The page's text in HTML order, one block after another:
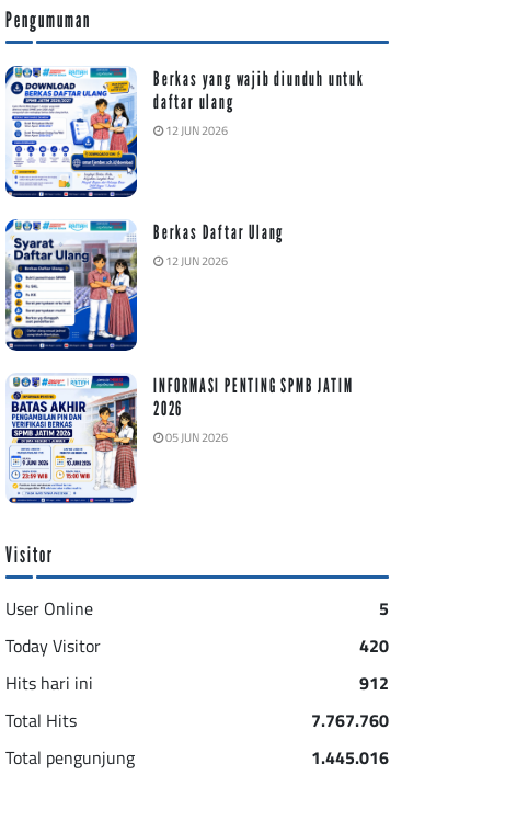
Pengumuman
Berkas yang wajib diunduh untuk
daftar ulang
12 JUN 2026
Berkas Daftar Ulang
12 JUN 2026
INFORMASI PENTING SPMB JATIM
2026
05 JUN 2026
Visitor
User Online
5
Today Visitor
420
Hits hari ini
912
Total Hits
7.767.760
Total pengunjung
1.445.016